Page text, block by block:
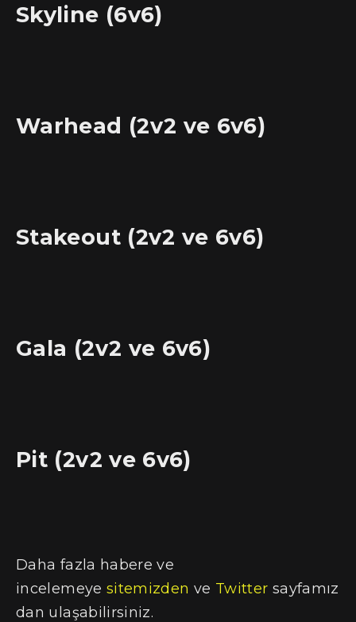
Skyline (6v6)
Warhead (2v2 ve 6v6)
Stakeout (2v2 ve 6v6)
Gala (2v2 ve 6v6)
Pit (2v2 ve 6v6)
Daha fazla habere ve
incelemeye sitemizden ve Twitter sayfamız
dan ulaşabilirsiniz.